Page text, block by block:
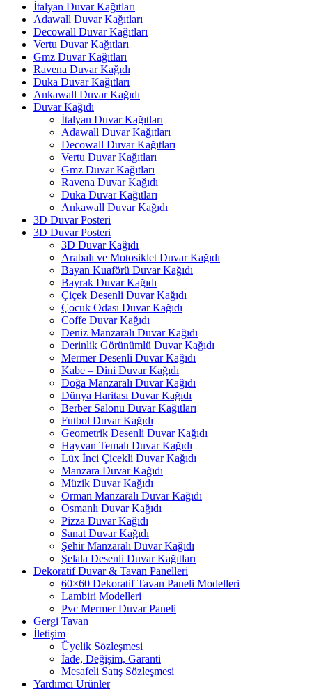
İtalyan Duvar Kağıtları
Adawall Duvar Kağıtları
Decowall Duvar Kağıtları
Vertu Duvar Kağıtları
Gmz Duvar Kağıtları
Ravena Duvar Kağıdı
Duka Duvar Kağıtları
Ankawall Duvar Kağıdı
Duvar Kağıdı
İtalyan Duvar Kağıtları
Adawall Duvar Kağıtları
Decowall Duvar Kağıtları
Vertu Duvar Kağıtları
Gmz Duvar Kağıtları
Ravena Duvar Kağıdı
Duka Duvar Kağıtları
Ankawall Duvar Kağıdı
3D Duvar Posteri
3D Duvar Posteri
3D Duvar Kağıdı
Arabalı ve Motosiklet Duvar Kağıdı
Bayan Kuaförü Duvar Kağıdı
Bayrak Duvar Kağıdı
Çiçek Desenli Duvar Kağıdı
Çocuk Odası Duvar Kağıdı
Coffe Duvar Kağıdı
Deniz Manzaralı Duvar Kağıdı
Derinlik Görünümlü Duvar Kağıdı
Mermer Desenli Duvar Kağıdı
Kabe – Dini Duvar Kağıdı
Doğa Manzaralı Duvar Kağıdı
Dünya Haritası Duvar Kağıdı
Berber Salonu Duvar Kağıtları
Futbol Duvar Kağıdı
Geometrik Desenli Duvar Kağıdı
Hayvan Temalı Duvar Kağıdı
Lüx İnci Çicekli Duvar Kağıdı
Manzara Duvar Kağıdı
Müzik Duvar Kağıdı
Orman Manzaralı Duvar Kağıdı
Osmanlı Duvar Kağıdı
Pizza Duvar Kağıdı
Sanat Duvar Kağıdı
Şehir Manzaralı Duvar Kağıdı
Şelala Desenli Duvar Kağıtları
Dekoratif Duvar & Tavan Panelleri
60×60 Dekoratif Tavan Paneli Modelleri
Lambiri Modelleri
Pvc Mermer Duvar Paneli
Gergi Tavan
İletişim
Üyelik Sözleşmesi
İade, Değişim, Garanti
Mesafeli Satış Sözleşmesi
Yardımcı Ürünler